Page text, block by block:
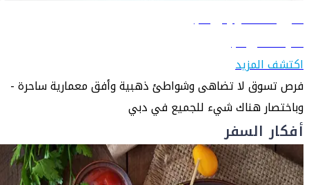
دليل السفر إلى دبي
تعرّف على دبي
اكتشف المزيد
فرص تسوق لا تضاهى وشواطئ ذهبية وأفق معمارية ساحرة -
وباختصار هناك شيء للجميع في دبي
أفكار السفر